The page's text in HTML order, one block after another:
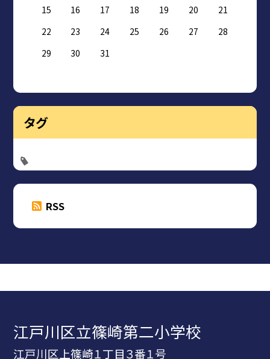
15
16 17 18 19 20
21
22
23 24 25 26 27
28
29
30 31
タグ
RSS
江戸川区立篠崎第二小学校
江戸川区上篠崎１丁目３番１号